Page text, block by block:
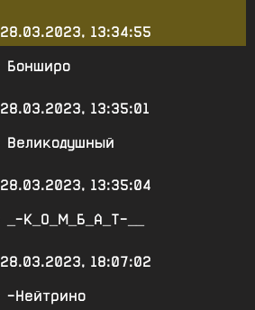
28.03.2023, 13:34:55
Бонширо
28.03.2023, 13:35:01
Великодушный
28.03.2023, 13:35:04
_-К_О_М_Б_А_Т-__
28.03.2023, 18:07:02
-Нейтрино